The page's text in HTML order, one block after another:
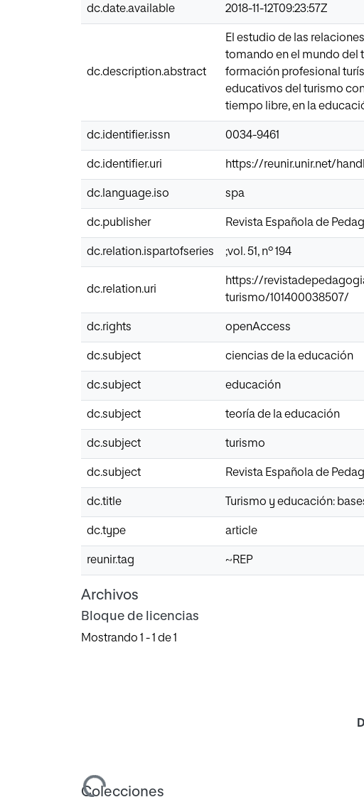
dc.date.available 2018-11-12T09:23:57Z
dc.description.abstract
El estudio de las
tomando en el mundo del
formación profesional
educativos del turismo
tiempo libre, en la
dc.identifier.issn 0034-9461
dc.identifier.uri https://reunir.unir.net/
dc.language.iso spa
dc.publisher Revista Española de
dc.relation.ispartofseries ;vol. 51, nº 194
dc.relation.uri
https://
turismo/101400038507/
dc.rights openAccess
dc.subject ciencias de la educación
dc.subject educación
dc.subject teoría de la educación
dc.subject turismo
dc.subject Revista Española de
dc.title Turismo y educación:
dc.type article
reunir.tag ~REP
Archivos
Bloque de licencias
Mostrando 1 - 1 de 1
Cargando...
Colecciones